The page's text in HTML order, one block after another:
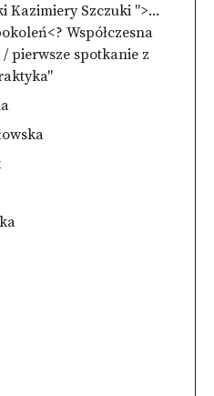
Kazimiery Szczuki ">...
Współczesna
pierwsze spotkanie z